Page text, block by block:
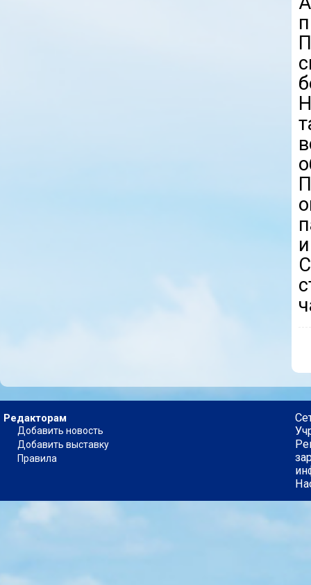
Редакторам
Добавить новость
Добавить выставку
Правила